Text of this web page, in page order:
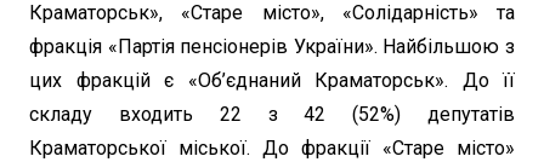
Краматорськ», «Старе місто», «Солідарність» та
фракція «Партія пенсіонерів України». Найбільшою з
цих фракцій є «Об’єднаний Краматорськ». До її
складу входить 22 з 42 (52%) депутатів
Краматорської міської. До фракції «Старе місто»